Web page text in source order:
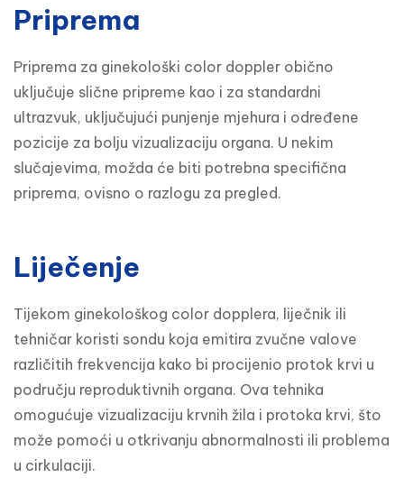
Priprema
Priprema za ginekološki color doppler obično
uključuje slične pripreme kao i za standardni
ultrazvuk, uključujući punjenje mjehura i određene
pozicije za bolju vizualizaciju organa. U nekim
slučajevima, možda će biti potrebna specifična
priprema, ovisno o razlogu za pregled.
Liječenje
Tijekom ginekološkog color dopplera, liječnik ili
tehničar koristi sondu koja emitira zvučne valove
različitih frekvencija kako bi procijenio protok krvi u
području reproduktivnih organa. Ova tehnika
omogućuje vizualizaciju krvnih žila i protoka krvi, što
može pomoći u otkrivanju abnormalnosti ili problema
u cirkulaciji.